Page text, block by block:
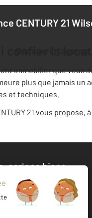
CENTURY 21
immobilier que vous
plus que jamais un
et techniques.
21 vous
parlons biens